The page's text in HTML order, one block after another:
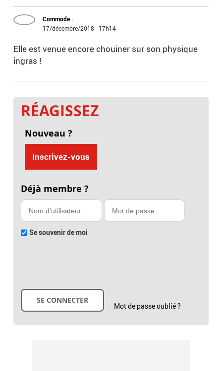
Commode .
17/décembre/2018 - 17h14
Elle est venue encore chouiner sur son physique
ingras !
RÉAGISSEZ
Nouveau ?
Inscrivez-vous
Déjà membre ?
Se souvenir de moi
Mot de passe oublié ?